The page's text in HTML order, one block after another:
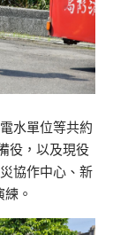
水單位等共約
役，以及現役
協作中心、新
。